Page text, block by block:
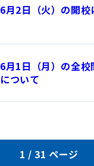
6月2日（火）の開校
6月1日（月）の全
について
1 / 31 ページ